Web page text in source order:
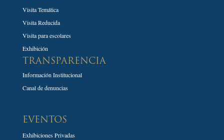
Visita Temática
Visita Reducida
Visita para escolares
Exhibición
TRANSPARENCIA
Información Institucional
Canal de denuncias
EVENTOS
Exhibiciones Privadas